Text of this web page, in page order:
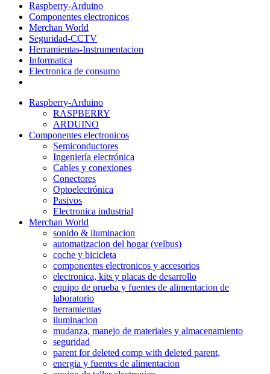
Raspberry-Arduino
Componentes electronicos
Merchan World
Seguridad-CCTV
Herramientas-Instrumentacion
Informatica
Electronica de consumo
Raspberry-Arduino
RASPBERRY
ARDUINO
Componentes electronicos
Semiconductores
Ingeniería electrónica
Cables y conexiones
Conectores
Optoelectrónica
Pasivos
Electronica industrial
Merchan World
sonido & iluminacion
automatizacion del hogar (velbus)
coche y bicicleta
componentes electronicos y accesorios
electronica, kits y placas de desarrollo
equipo de prueba y fuentes de alimentacion de
laboratorio
herramientas
iluminacion
mudanza, manejo de materiales y almacenamiento
seguridad
parent for deleted comp with deleted parent,
energia y fuentes de alimentacion